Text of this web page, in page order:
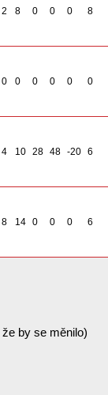
2 8 0 0 0 8
0 0 0 0 0 0
4 10 28 48 -20 6
8 14 0 0 0 6
by se měnilo)